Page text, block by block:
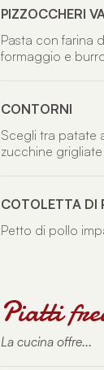
PIZZOCCHERI
Pasta con farina
formaggio e
CONTORNI
Scegli tra patate
zucchine grigliate
COTOLETTA DI
Petto di pollo
Piatti
La cucina offre...